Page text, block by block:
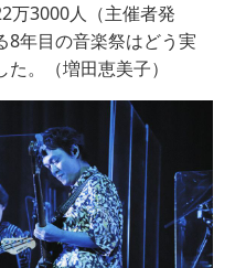
万3000人（主催者発
8年目の音楽祭はどう実
。（増田恵美子）